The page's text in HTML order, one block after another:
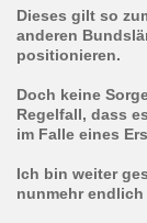
Dieses gilt so
anderen
positionieren.
Doch keine
Regelfall, dass
im Falle eines
Ich bin weiter
nunmehr